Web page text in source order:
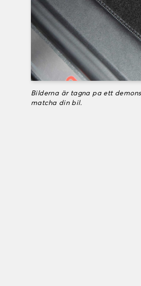
Bilderna är tagna pa ett
matcha din bil.